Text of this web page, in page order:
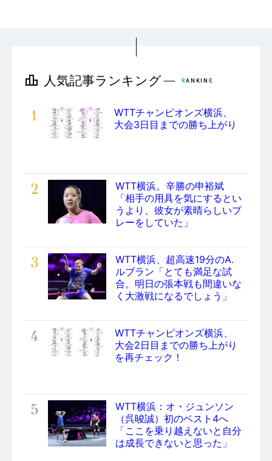
1
WTTチャンピオンズ横浜、
大会3日目までの勝ち上がり
2
WTT横浜。辛勝の申裕斌
「相手の用具を気にするとい
うより、彼女が素晴らしいプ
レーをしていた」
3
WTT横浜、超高速19分のA.
ルブラン「とても満足な試
合。明日の張本戦も間違いな
く大激戦になるでしょう」
4
WTTチャンピオンズ横浜、
大会2日目までの勝ち上がり
を再チェック！
5
WTT横浜：オ・ジュンソン
（呉晙誠）初のベスト4へ
「ここを乗り越えないと自分
は成長できないと思った」